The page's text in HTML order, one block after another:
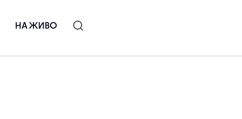
НА ЖИВО